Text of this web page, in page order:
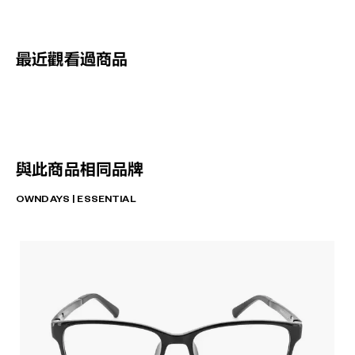
最近觀看過商品
與此商品相同品牌
OWNDAYS | ESSENTIAL